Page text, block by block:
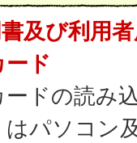
及び利用
ド
ドの読み
パソコン